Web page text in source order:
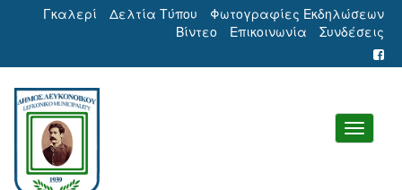
Γκαλερί Δελτία Τύπου
Φωτογραφίες Εκδηλώσεων
Βίντεο
Επικοινωνία Συνδέσεις